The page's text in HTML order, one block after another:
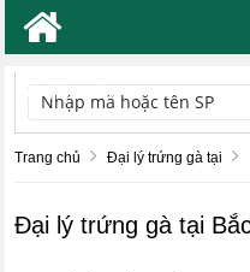
TÌM KIẾM
Trang chủ Đại lý trứng gà tại
Đại lý trứng gà tại